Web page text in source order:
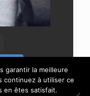
garantir la meilleure
continuez à utiliser ce
en êtes satisfait.